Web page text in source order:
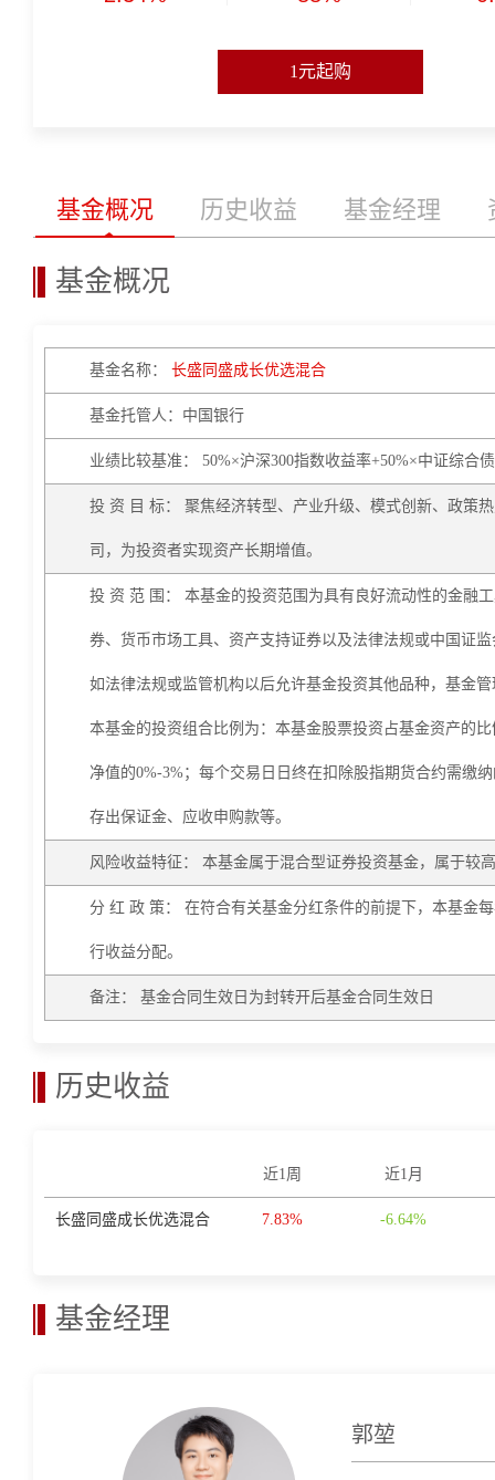
1元起购
基金概况 历史收益 基金经理
基金概况
基金名称： 长盛同盛成长优选混合
基金托管人：中国银行
业绩比较基准： 50%×沪深300指数收益率+50%×中证综合
投 资 目 标： 聚焦经济转型、产业升级、模式创新、政策
司，为投资者实现资产长期增值。
投 资 范 围： 本基金的投资范围为具有良好流动性的金融
券、货币市场工具、资产支持证券以及法律法规或中国证
如法律法规或监管机构以后允许基金投资其他品种，基金
本基金的投资组合比例为：本基金股票投资占基金资产的
净值的0%-3%；每个交易日日终在扣除股指期货合约需缴
存出保证金、应收申购款等。
风险收益特征： 本基金属于混合型证券投资基金，属于较
分 红 政 策： 在符合有关基金分红条件的前提下，本基金
行收益分配。
备注： 基金合同生效日为封转开后基金合同生效日
历史收益
近1周 近1月
长盛同盛成长优选混合 7.83% -6.64%
基金经理
郭堃